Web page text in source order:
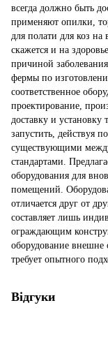
всегда должно быть
применяют опилки,
для полати для коз
скажется и на
причиной
фермы по
соответственное
проектирование,
доставку и установку
запустить, действуя
существующими
стандартами.
оборудования для
помещений.
отличается друг от
составляет лишь
ограждающим
оборудование внешне
требует опытного
Відгуки